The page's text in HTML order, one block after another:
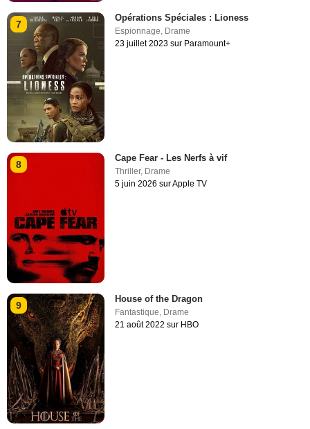
7
Opérations Spéciales : Lioness
Espionnage, Drame
23 juillet 2023 sur Paramount+
8
Cape Fear - Les Nerfs à vif
Thriller, Drame
5 juin 2026 sur Apple TV
9
House of the Dragon
Fantastique Drame
21 août 2022 sur HBO